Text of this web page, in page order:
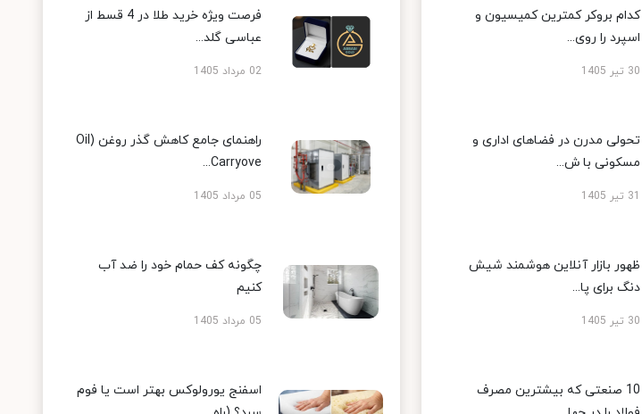
کدام بروکر کمترین کمیسیون و
اسپرد را روی...
30 تیر 1405
تحولی مدرن در فضاهای اداری و
مسکونی با ش...
31 تیر 1405
ظهور بازار آنلاین هوشمند شیش
دنگ برای پا...
30 تیر 1405
10 صنعتی که بیشترین مصرف
فرصت ویژه خرید طلا در 4 قسط از
عباسی گلد...
02 مرداد 1405
راهنمای جامع کاهش گذر روغن (Oil
Carryove...
05 مرداد 1405
چگونه کف حمام خود را ضد آب
کنیم
05 مرداد 1405
اسفنج یورولوکس بهتر است یا فوم